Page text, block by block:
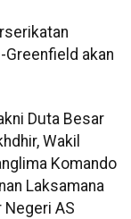
Greenfield akan
Duta Besar
Wakil
Komando
Laksamana
Negeri AS